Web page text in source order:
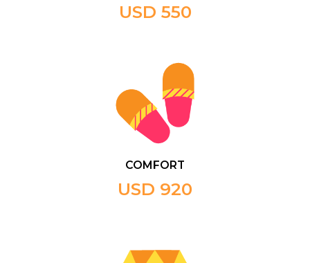
USD 550
COMFORT
USD 920